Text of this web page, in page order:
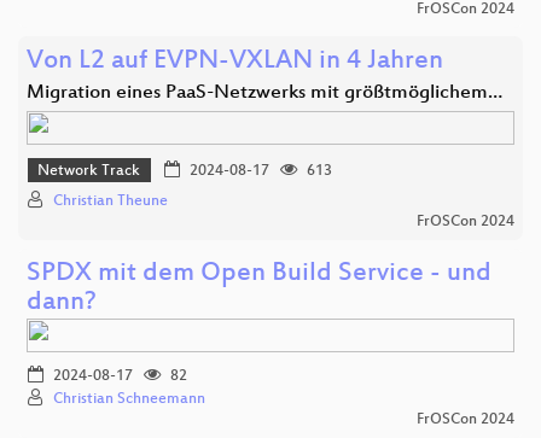
FrOSCon 2024
Von L2 auf EVPN-VXLAN in 4 Jahren
Migration eines PaaS-Netzwerks mit größtmöglichem…
Network Track 2024-08-17
613
Christian Theune
FrOSCon 2024
SPDX mit dem Open Build Service - und
dann?
2024-08-17
82
Christian Schneemann
FrOSCon 2024